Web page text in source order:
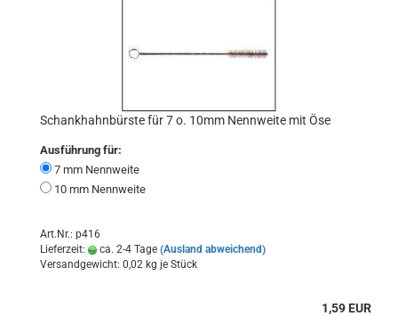
Schankhahnbürste für 7 o. 10mm Nennweite mit Öse
Ausführung für:
7 mm Nennweite
10 mm Nennweite
Art.Nr.: p416
Lieferzeit:
ca. 2-4 Tage (Ausland abweichend)
Versandgewicht: 0,02 kg je Stück
1,59 EUR